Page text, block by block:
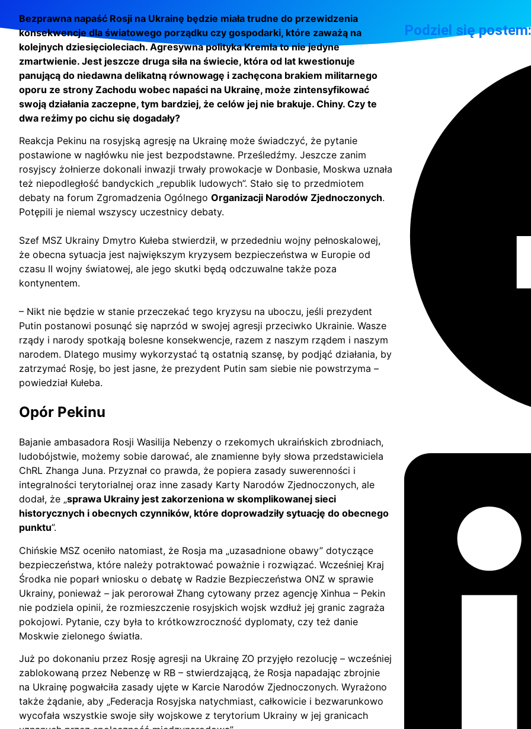
Bezprawna napaść Rosji na Ukrainę będzie miała trudne do przewidzenia
konsekwencje dla światowego porządku czy gospodarki, które zaważą na
kolejnych dziesięcioleciach. Agresywna polityka Kremla to nie jedyne
zmartwienie. Jest jeszcze druga siła na świecie, która od lat kwestionuje
panującą do niedawna delikatną równowagę i zachęcona brakiem militarnego
oporu ze strony Zachodu wobec napaści na Ukrainę, może zintensyfikować
swoją działania zaczepne, tym bardziej, że celów jej nie brakuje. Chiny. Czy te
dwa reżimy po cichu się dogadały?
Reakcja Pekinu na rosyjską agresję na Ukrainę może świadczyć, że pytanie
postawione w nagłówku nie jest bezpodstawne. Prześledźmy. Jeszcze zanim
rosyjscy żołnierze dokonali inwazji trwały prowokacje w Donbasie, Moskwa uznała
też niepodległość bandyckich „republik ludowych”. Stało się to przedmiotem
debaty na forum Zgromadzenia Ogólnego Organizacji Narodów Zjednoczonych.
Potępili je niemal wszyscy uczestnicy debaty.
Szef MSZ Ukrainy Dmytro Kułeba stwierdził, w przededniu wojny pełnoskalowej,
że obecna sytuacja jest największym kryzysem bezpieczeństwa w Europie od
czasu II wojny światowej, ale jego skutki będą odczuwalne także poza
kontynentem.
– Nikt nie będzie w stanie przeczekać tego kryzysu na uboczu, jeśli prezydent
Putin postanowi posunąć się naprzód w swojej agresji przeciwko Ukrainie. Wasze
rządy i narody spotkają bolesne konsekwencje, razem z naszym rządem i naszym
narodem. Dlatego musimy wykorzystać tą ostatnią szansę, by podjąć działania, by
zatrzymać Rosję, bo jest jasne, że prezydent Putin sam siebie nie powstrzyma –
powiedział Kułeba.
Opór Pekinu
Bajanie ambasadora Rosji Wasilija Nebenzy o rzekomych ukraińskich zbrodniach,
ludobójstwie, możemy sobie darować, ale znamienne były słowa przedstawiciela
ChRL Zhanga Juna. Przyznał co prawda, że popiera zasady suwerenności i
integralności terytorialnej oraz inne zasady Karty Narodów Zjednoczonych, ale
dodał, że „sprawa Ukrainy jest zakorzeniona w skomplikowanej sieci
historycznych i obecnych czynników, które doprowadziły sytuację do obecnego
punktu”.
Chińskie MSZ oceniło natomiast, że Rosja ma „uzasadnione obawy” dotyczące
bezpieczeństwa, które należy potraktować poważnie i rozwiązać. Wcześniej Kraj
Środka nie poparł wniosku o debatę w Radzie Bezpieczeństwa ONZ w sprawie
Ukrainy, ponieważ – jak perorował Zhang cytowany przez agencję Xinhua – Pekin
nie podziela opinii, że rozmieszczenie rosyjskich wojsk wzdłuż jej granic zagraża
pokojowi. Pytanie, czy była to krótkowzroczność dyplomaty, czy też danie
Moskwie zielonego światła.
Już po dokonaniu przez Rosję agresji na Ukrainę ZO przyjęło rezolucję – wcześniej
zablokowaną przez Nebenzę w RB – stwierdzającą, że Rosja napadając zbrojnie
na Ukrainę pogwałciła zasady ujęte w Karcie Narodów Zjednoczonych. Wyrażono
także żądanie, aby „Federacja Rosyjska natychmiast, całkowicie i bezwarunkowo
wycofała wszystkie swoje siły wojskowe z terytorium Ukrainy w jej granicach
Podziel się postem: